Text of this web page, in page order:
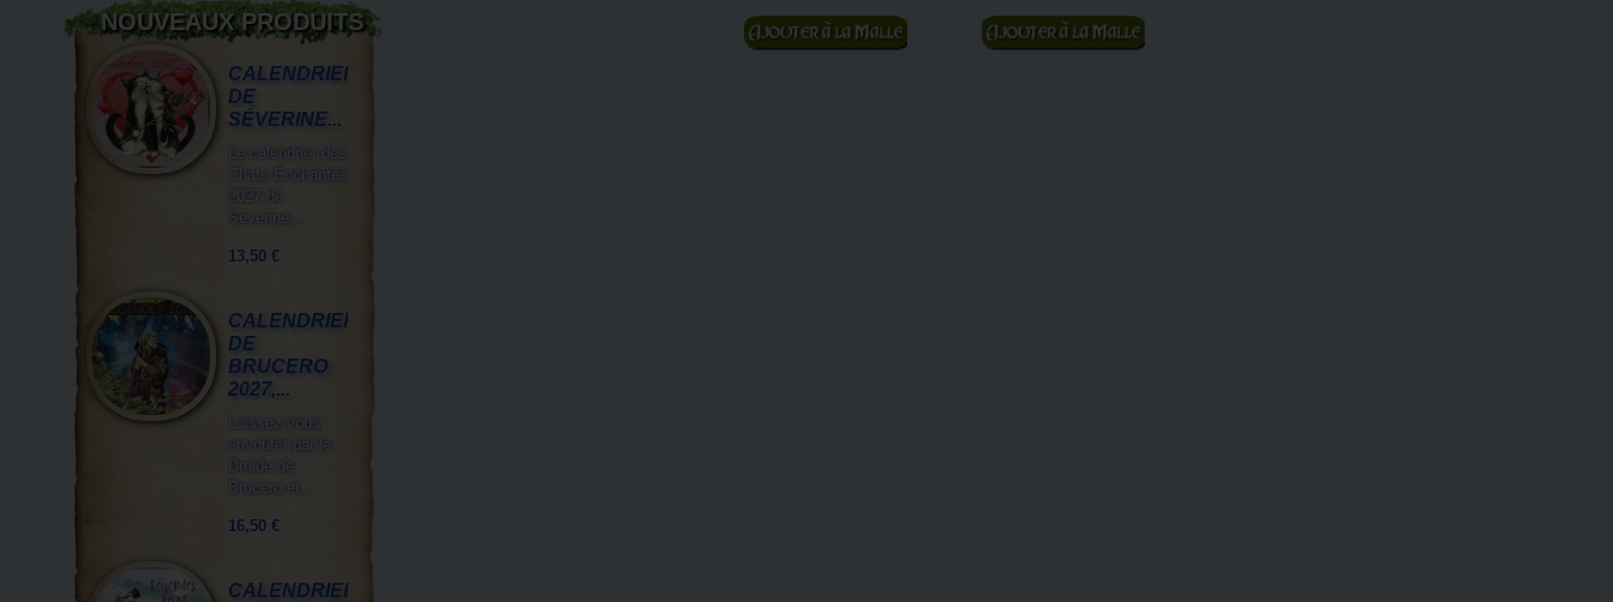
Ajouter au panier Ajouter au panier
NOUVEAUX PRODUITS
CALENDRIER
DE
SÉVERINE...
Le calendrier des
Chats Enchantés
2027 de
Séverine...
13,50 €
CALENDRIER
DE
BRUCERO
2027,...
Laissez-vous
envoûter par le
Druide de
Brucero et...
16,50 €
CALENDRIER